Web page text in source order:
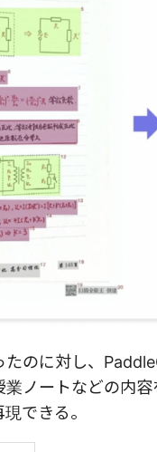
のに対し、
ノートなどの内
できる。